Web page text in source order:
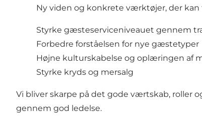
Ny viden og konkrete værktøjer, der
Styrke gæsteserviceniveauet gennem
Forbedre forståelsen for nye gæstetyper
Højne kulturskabelse og oplæringen af
Styrke kryds og mersalg
Vi bliver skarpe på det gode værtskab, roller
gennem god ledelse.